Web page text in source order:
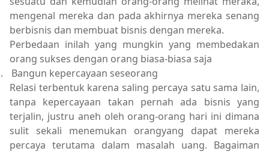
mengenal mereka dan pada akhirnya mereka senang
berbisnis dan membuat bisnis dengan mereka.
Perbedaan inilah yang mungkin yang membedakan
orang sukses dengan orang biasa-biasa saja
Bangun kepercayaan seseorang
Relasi terbentuk karena saling percaya satu sama lain,
tanpa kepercayaan takan pernah ada bisnis yang
terjalin, justru aneh oleh orang-orang hari ini dimana
sulit sekali menemukan orangyang dapat mereka
percaya terutama dalam masalah uang. Bagaiman